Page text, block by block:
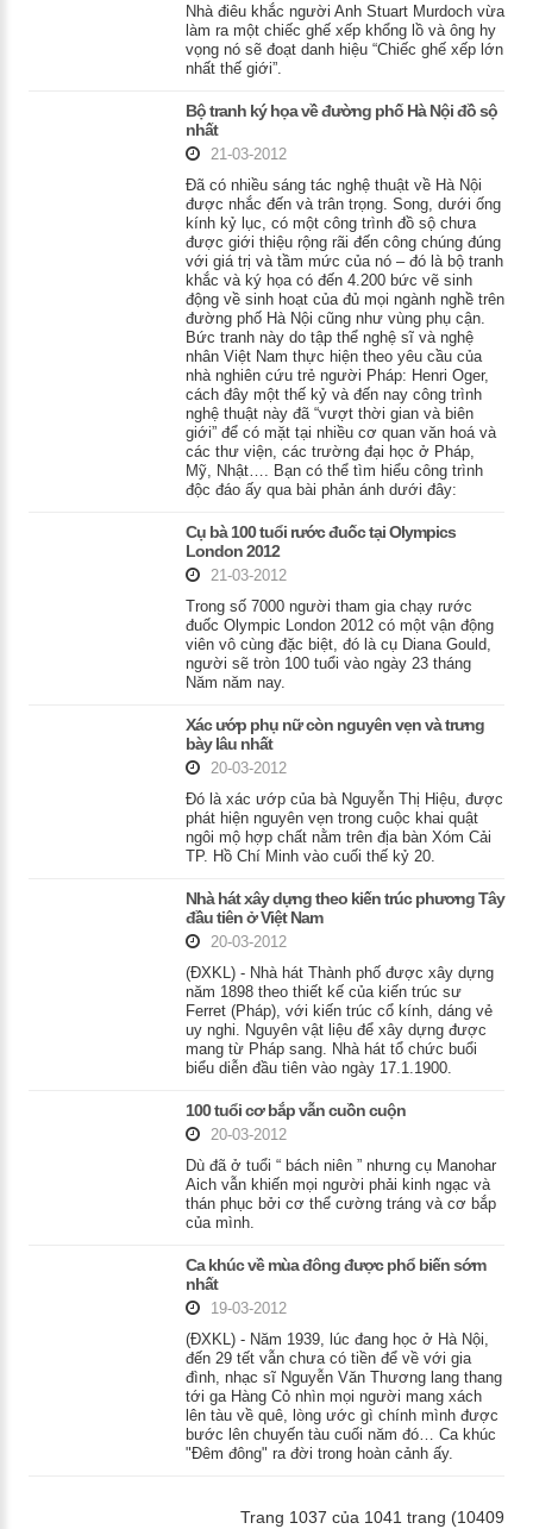
Nhà điêu khắc người Anh Stuart Murdoch vừa
làm ra một chiếc ghế xếp khổng lồ và ông hy
vọng nó sẽ đoạt danh hiệu “Chiếc ghế xếp lớn
nhất thế giới”.
Bộ tranh ký họa về đường phố Hà Nội đồ sộ
nhất
21-03-2012
Đã có nhiều sáng tác nghệ thuật về Hà Nội
được nhắc đến và trân trọng. Song, dưới ống
kính kỷ lục, có một công trình đồ sộ chưa
được giới thiệu rộng rãi đến công chúng đúng
với giá trị và tầm mức của nó – đó là bộ tranh
khắc và ký họa có đến 4.200 bức vẽ sinh
động về sinh hoạt của đủ mọi ngành nghề trên
đường phố Hà Nội cũng như vùng phụ cận.
Bức tranh này do tập thể nghệ sĩ và nghệ
nhân Việt Nam thực hiện theo yêu cầu của
nhà nghiên cứu trẻ người Pháp: Henri Oger,
cách đây một thế kỷ và đến nay công trình
nghệ thuật này đã “vượt thời gian và biên
giới” để có mặt tại nhiều cơ quan văn hoá và
các thư viện, các trường đại học ở Pháp,
Mỹ, Nhật…. Bạn có thể tìm hiểu công trình
độc đáo ấy qua bài phản ánh dưới đây:
Cụ bà 100 tuổi rước đuốc tại Olympics
London 2012
21-03-2012
Trong số 7000 người tham gia chạy rước
đuốc Olympic London 2012 có một vận động
viên vô cùng đặc biệt, đó là cụ Diana Gould,
người sẽ tròn 100 tuổi vào ngày 23 tháng
Năm năm nay.
Xác ướp phụ nữ còn nguyên vẹn và trưng
bày lâu nhất
20-03-2012
Đó là xác ướp của bà Nguyễn Thị Hiệu, được
phát hiện nguyên vẹn trong cuộc khai quật
ngôi mộ hợp chất nằm trên địa bàn Xóm Cải
TP. Hồ Chí Minh vào cuối thế kỷ 20.
Nhà hát xây dựng theo kiến trúc phương Tây
đầu tiên ở Việt Nam
20-03-2012
(ĐXKL) - Nhà hát Thành phố được xây dựng
năm 1898 theo thiết kế của kiến trúc sư
Ferret (Pháp), với kiến trúc cổ kính, dáng vẻ
uy nghi. Nguyên vật liệu để xây dựng được
mang từ Pháp sang. Nhà hát tổ chức buổi
biểu diễn đầu tiên vào ngày 17.1.1900.
100 tuổi cơ bắp vẫn cuồn cuộn
20-03-2012
Dù đã ở tuổi “ bách niên ” nhưng cụ Manohar
Aich vẫn khiến mọi người phải kinh ngạc và
thán phục bởi cơ thể cường tráng và cơ bắp
của mình.
Ca khúc về mùa đông được phổ biến sớm
nhất
19-03-2012
(ĐXKL) - Năm 1939, lúc đang học ở Hà Nội,
đến 29 tết vẫn chưa có tiền để về với gia
đình, nhạc sĩ Nguyễn Văn Thương lang thang
tới ga Hàng Cỏ nhìn mọi người mang xách
lên tàu về quê, lòng ước gì chính mình được
bước lên chuyến tàu cuối năm đó… Ca khúc
"Đêm đông" ra đời trong hoàn cảnh ấy.
Trang 1037 của 1041 trang (10409